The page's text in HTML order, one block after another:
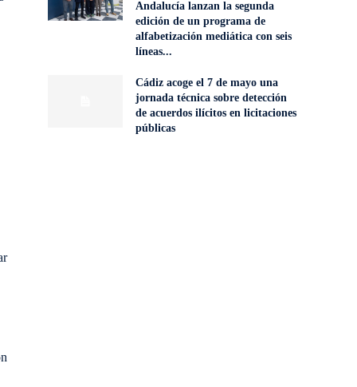
Andalucía lanzan la segunda
edición de un programa de
alfabetización mediática con seis
líneas...
Cádiz acoge el 7 de mayo una
jornada técnica sobre detección
de acuerdos ilícitos en licitaciones
públicas